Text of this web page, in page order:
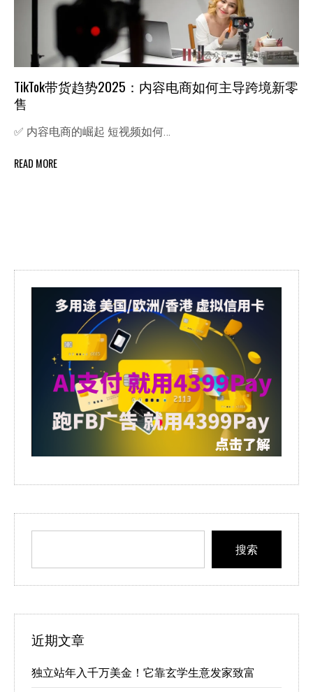
TikTok带货趋势2025：内容电商如何主导跨境新零
售
✅ 内容电商的崛起 短视频如何…
READ MORE
搜索
近期文章
独立站年入千万美金！它靠玄学生意发家致富